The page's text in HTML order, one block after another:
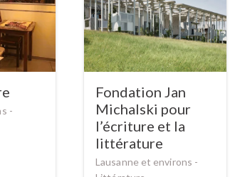
-
Fondation Jan
Michalski pour
l’écriture et la
littérature
Lausanne et environs -